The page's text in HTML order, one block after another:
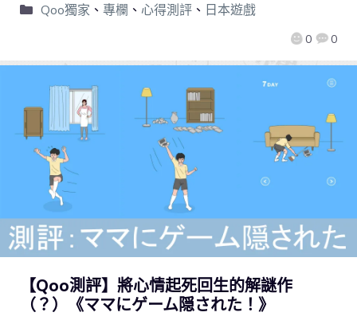
0 0
Qoo獨家 、 專欄 、 心得測評、 日本遊戲
【Qoo測評】將心情起死回生的解謎作
（？）《ママにゲーム隠された！》